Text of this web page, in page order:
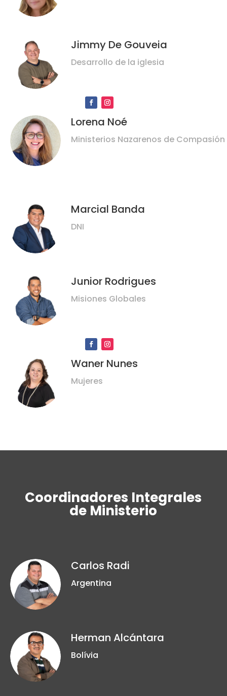
Jimmy De Gouveia
Desarrollo de la iglesia
Lorena Noé
Ministerios Nazarenos de Compasión
Marcial Banda
DNI
Junior Rodrigues
Misiones Globales
Waner Nunes
Mujeres
Coordinadores Integrales
de Ministerio
Carlos Radi
Argentina
Herman Alcántara
Bolívia